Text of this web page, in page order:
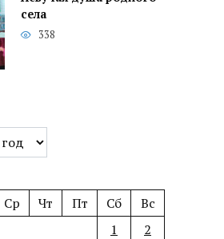
села
338
Ср Чт Пт Сб
Вс
1
2